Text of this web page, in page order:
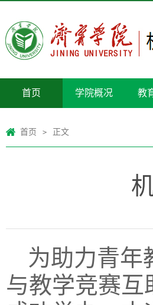
首页 学院概况 教
首页 > 正文
为助力青年
与教学竞赛互